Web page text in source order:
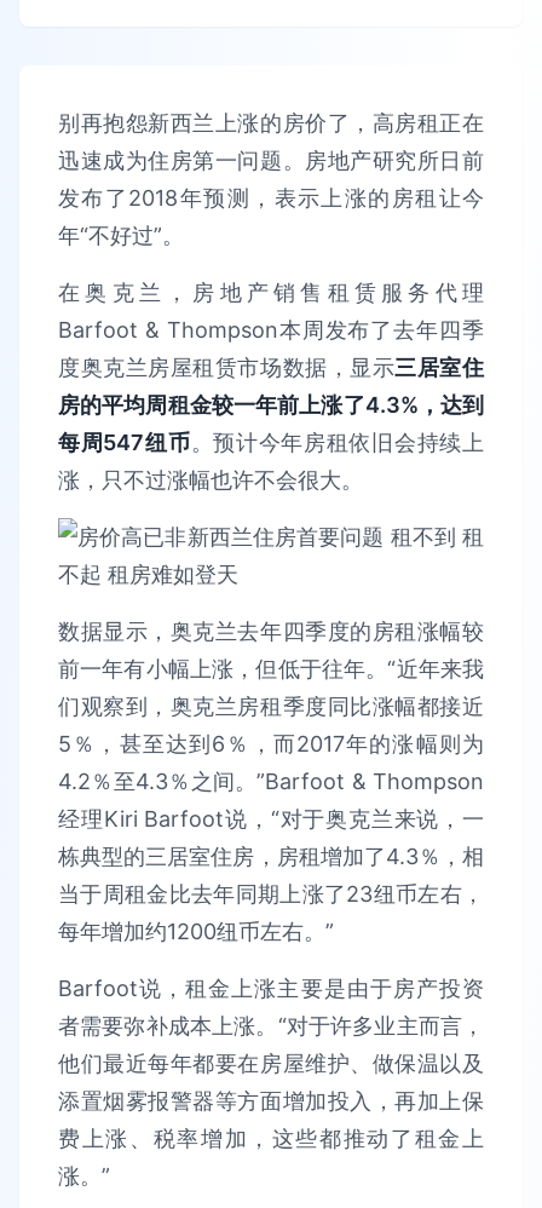
别再抱怨新西兰上涨的房价了，高房租正在
迅速成为住房第一问题。房地产研究所日前
发布了2018年预测，表示上涨的房租让今
年“不好过”。
在奥克兰，房地产销售租赁服务代理
Barfoot & Thompson本周发布了去年四季
度奥克兰房屋租赁市场数据，显示三居室住
房的平均周租金较一年前上涨了4.3%，达到
每周547纽币。预计今年房租依旧会持续上
涨，只不过涨幅也许不会很大。
数据显示，奥克兰去年四季度的房租涨幅较
前一年有小幅上涨，但低于往年。“近年来我
们观察到，奥克兰房租季度同比涨幅都接近
5％，甚至达到6％，而2017年的涨幅则为
4.2％至4.3％之间。”Barfoot & Thompson
经理Kiri Barfoot说，“对于奥克兰来说，一
栋典型的三居室住房，房租增加了4.3％，相
当于周租金比去年同期上涨了23纽币左右，
每年增加约1200纽币左右。”
Barfoot说，租金上涨主要是由于房产投资
者需要弥补成本上涨。“对于许多业主而言，
他们最近每年都要在房屋维护、做保温以及
添置烟雾报警器等方面增加投入，再加上保
费上涨、税率增加，这些都推动了租金上
涨。”